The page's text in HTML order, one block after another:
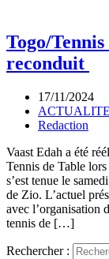
Togo/
reconduit
17/11/2024
ACTUALITE
Redaction
Vaast Edah a été
Tennis de Table
s’est tenue le
de Zio. L’actuel
avec l’organisation
tennis de […]
Rechercher :